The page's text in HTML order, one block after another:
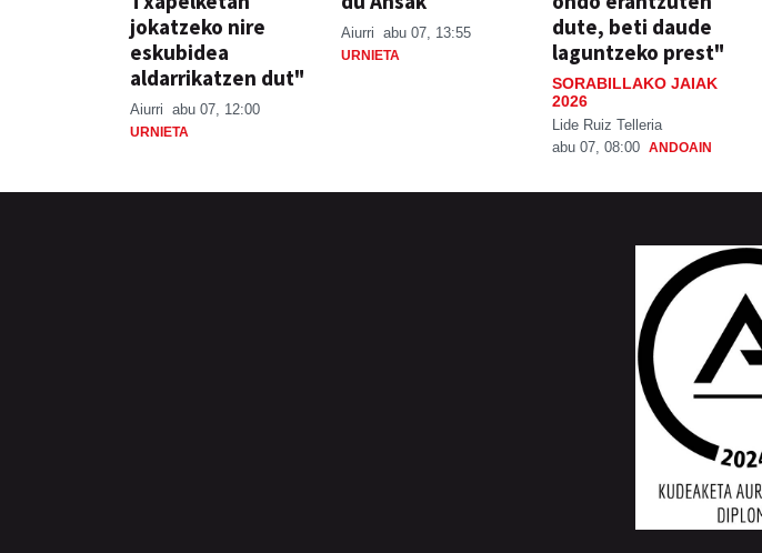
jokatzeko nire
eskubidea
aldarrikatzen dut"
Aiurri abu 07, 12:00
URNIETA
Aiurri abu 07, 13:55
URNIETA
dute, beti daude
laguntzeko prest"
SORABILLAKO JAIAK
2026
Lide Ruiz Telleria
abu 07, 08:00 ANDOAIN